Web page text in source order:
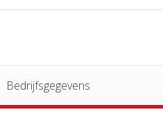
Bedrijfsgegevens